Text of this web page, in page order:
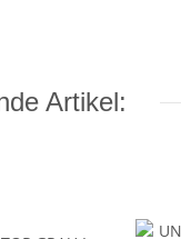
Artikel: